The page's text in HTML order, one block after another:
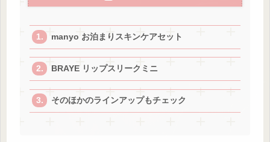
manyo お泊まりスキンケアセット
BRAYE リップスリークミニ
そのほかのラインアップもチェック